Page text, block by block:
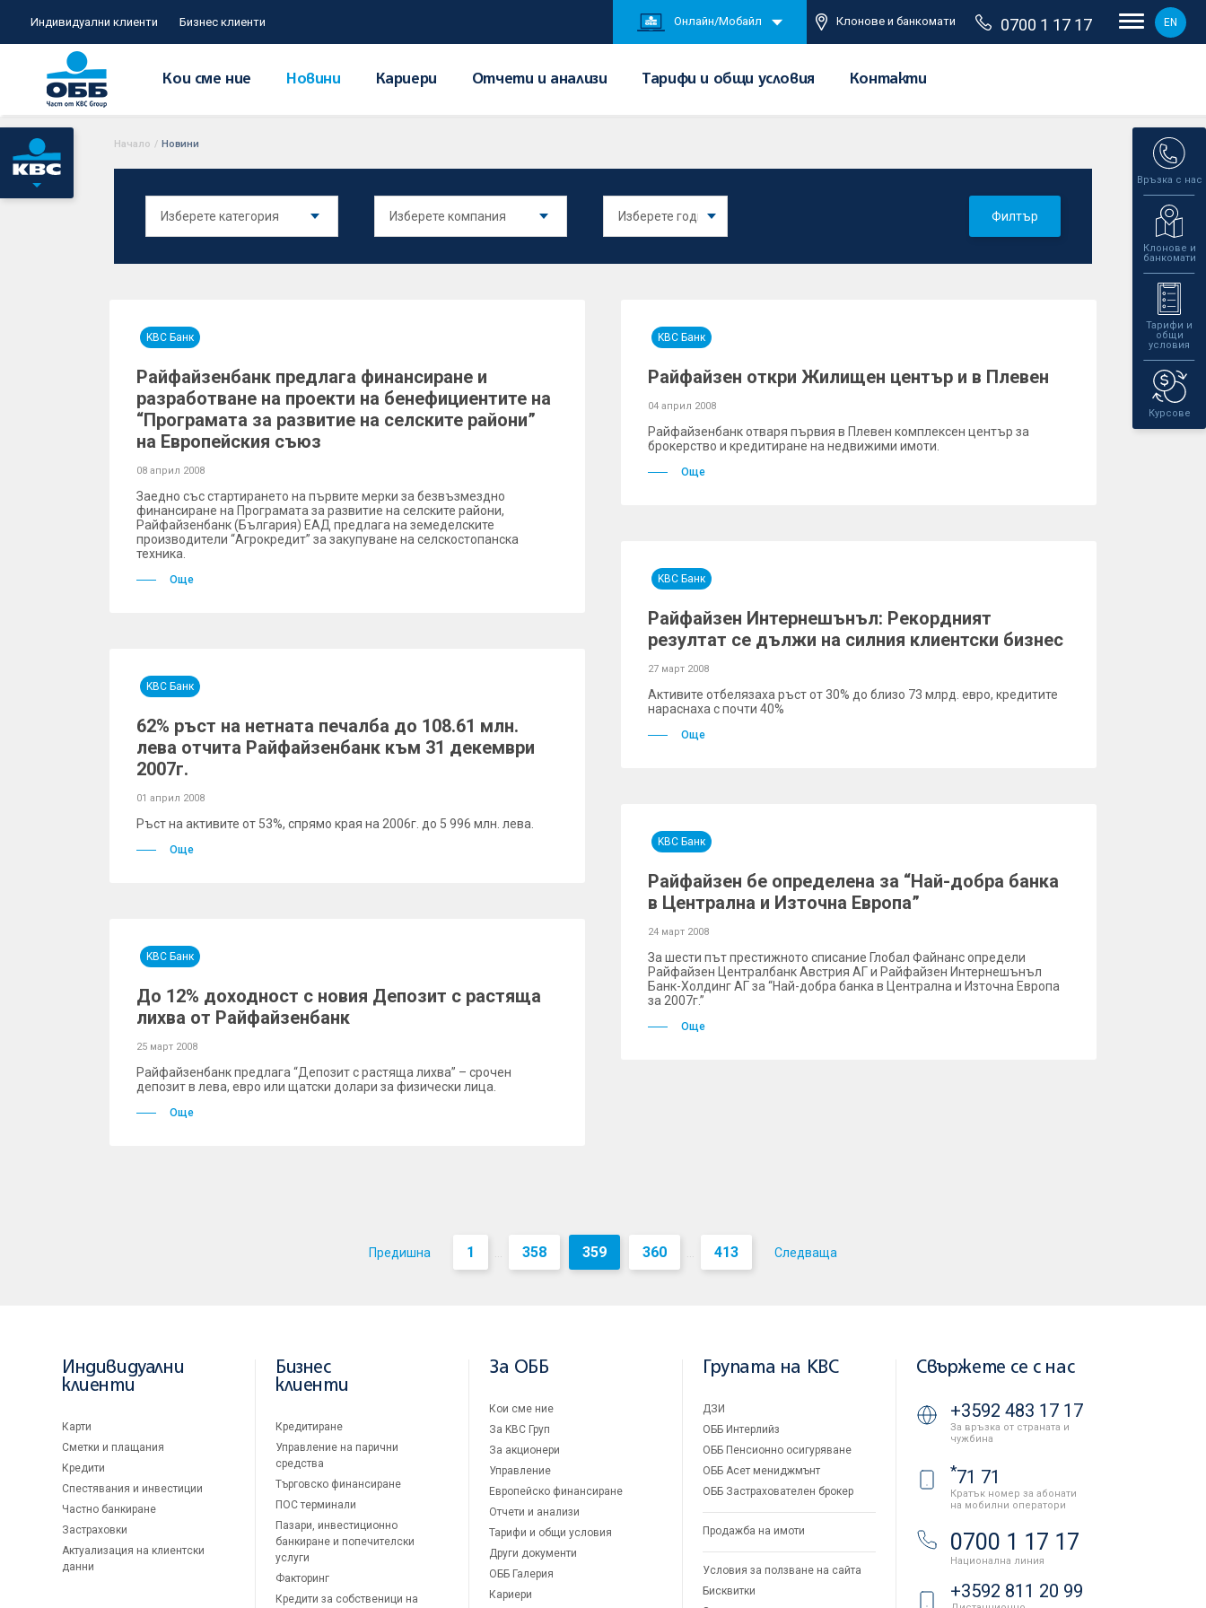
Индивидуални клиенти Бизнес клиенти Онлайн/Мобайл Клонове и банкомати 0700 1 17 17 EN
Кои сме ние Новини Кариери Отчети и анализи Тарифи и общи условия Контакти
Връзка с нас
Клонове и
банкомати
Тарифи и
общи
условия
Курсове
Начало / Новини
Филтър
KBC Банк
Райфайзенбанк предлага финансиране и
разработване на проекти на бенефициентите на
“Програмата за развитие на селските райони”
на Европейския съюз
08 април 2008
Заедно със стартирането на първите мерки за безвъзмездно
финансиране на Програмата за развитие на селските райони,
Райфайзенбанк (България) ЕАД предлага на земеделските
производители “Агрокредит” за закупуване на селскостопанска
техника.
Още
KBC Банк
Райфайзен откри Жилищен център и в Плевен
04 април 2008
Райфайзенбанк отваря първия в Плевен комплексен център за
брокерство и кредитиране на недвижими имоти.
Още
KBC Банк
62% ръст на нетната печалба до 108.61 млн.
лева отчита Райфайзенбанк към 31 декември
2007г.
01 април 2008
Ръст на активите от 53%, спрямо края на 2006г. до 5 996 млн. лева.
Още
KBC Банк
Райфайзен Интернешънъл: Рекордният
резултат се дължи на силния клиентски бизнес
27 март 2008
Активите отбелязаха ръст от 30% до близо 73 млрд. евро, кредитите
нараснаха с почти 40%
Още
KBC Банк
До 12% доходност с новия Депозит с растяща
лихва от Райфайзенбанк
25 март 2008
Райфайзенбанк предлага “Депозит с растяща лихва” – срочен
депозит в лева, евро или щатски долари за физически лица.
Още
KBC Банк
Райфайзен бе определена за “Най-добра банка
в Централна и Източна Европа”
24 март 2008
За шести път престижното списание Глобал Файнанс определи
Райфайзен Централбанк Австрия АГ и Райфайзен Интернешънъл
Банк-Холдинг АГ за “Най-добра банка в Централна и Източна Европа
за 2007г.”
Още
Предишна 1 ... 358 359 360 ... 413 Следваща
Индивидуални
клиенти
Карти
Сметки и плащания
Кредити
Спестявания и инвестиции
Частно банкиране
Застраховки
Актуализация на клиентски
данни
Бизнес
клиенти
Кредитиране
Управление на парични
средства
Търговско финансиране
ПОС терминали
Пазари, инвестиционно
банкиране и попечителски
услуги
Факторинг
Кредити за собственици на
За ОББ
Кои сме ние
За KBC Груп
За акционери
Управление
Европейско финансиране
Отчети и анализи
Тарифи и общи условия
Други документи
ОББ Галерия
Кариери
Групата на KBC
ДЗИ
ОББ Интерлийз
ОББ Пенсионно осигуряване
ОББ Асет мениджмънт
ОББ Застрахователен брокер
Продажба на имоти
Условия за ползване на сайта
Бисквитки
Свържете се с нас
+3592 483 17 17
За връзка от страната и
чужбина
*71 71
Кратък номер за абонати
на мобилни оператори
0700 1 17 17
Национална линия
+3592 811 20 99